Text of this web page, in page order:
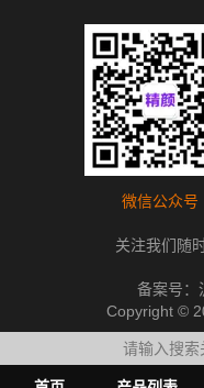
微信公众号
关注我们随
备案号：
Copyright ©